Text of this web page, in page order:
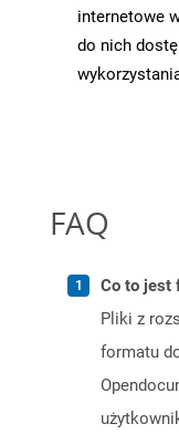
internetowe
do nich
FAQ
Co to jest
Pliki z
formatu